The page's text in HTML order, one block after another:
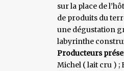
sur la place de
de produits du
une dégustation
labyrinthe
Producteurs
Michel ( lait cru ) ;